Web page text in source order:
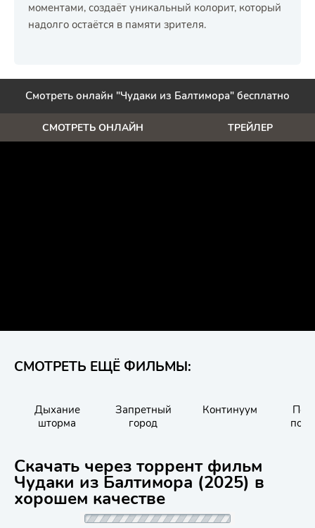
моментами, создаёт уникальный колорит, который
надолго остаётся в памяти зрителя.
Смотреть онлайн "Чудаки из Балтимора" бесплатно
СМОТРЕТЬ ОНЛАЙН ТРЕЙЛЕР
СМОТРЕТЬ ЕЩЁ ФИЛЬМЫ:
Дыхание
шторма
Запретный
город
Континуум
Скачать через торрент фильм
Чудаки из Балтимора (2025) в
хорошем качестве